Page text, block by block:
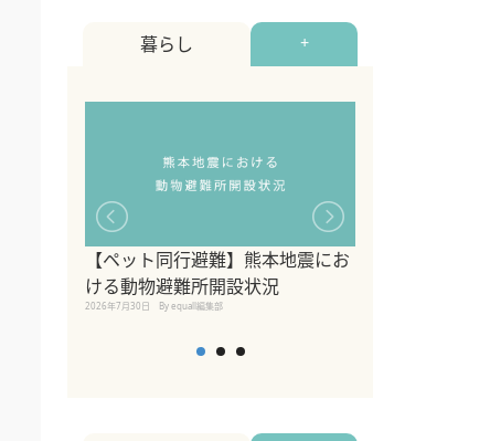
暮らし +
【ペット同行避難】熊本地震にお
ける動物避難所開設状況
2026年7月30日 By equall編集部